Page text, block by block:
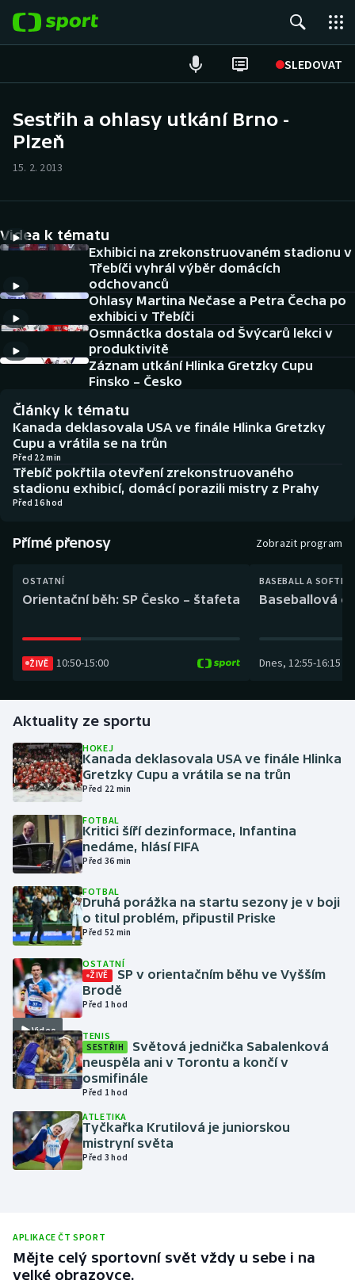
SLEDOVAT
Hokej
Cyklistika
DALŠÍ SPORTY
Americký fotbal
Baseball a softbal
Basketbal
Biatlon
Boby a skeleton
Dostihy
Futsal
Gymnastika
Házená
Jezdectví
Judo
Krasobruslení
Lezení
Lyže a snowboard
Moderní pětiboj
Motorsport
Olympijské hry
Parasport
Plavání
Ragby
Rychlobruslení
NEPŘEHLÉDNĚTE
Soutěže
Historické návraty
Aplikace ČT sport
AZ kvíz
Sestřih a ohlasy utkání Brno -
Plzeň
15. 2. 2013
Videa k tématu
Exhibici na zrekonstruovaném stadionu v
Třebíči vyhrál výběr domácích
odchovanců
Ohlasy Martina Nečase a Petra Čecha po
exhibici v Třebíči
Osmnáctka dostala od Švýcarů lekci v
produktivitě
Záznam utkání Hlinka Gretzky Cupu
Finsko – Česko
Články k tématu
Kanada deklasovala USA ve finále Hlinka Gretzky
Cupu a vrátila se na trůn
Před 22 min
Třebíč pokřtila otevření zrekonstruovaného
stadionu exhibicí, domácí porazili mistry z Prahy
Před 16 hod
Přímé přenosy Zobrazit program
OSTATNÍ
Orientační běh: SP Česko – štafeta
ŽIVĚ 10:50-15:00
BASEBALL A
Baseballová
Dnes, 12:55-16:15
Aktuality ze sportu
HOKEJ
Kanada deklasovala USA ve finále Hlinka
Gretzky Cupu a vrátila se na trůn
Před 22 min
FOTBAL
Kritici šíří dezinformace, Infantina
nedáme, hlásí FIFA
Před 36 min
FOTBAL
Druhá porážka na startu sezony je v boji
o titul problém, připustil Priske
Před 52 min
Video
OSTATNÍ
ŽIVĚ
SP v orientačním běhu ve Vyšším
Brodě
Před 1 hod
TENIS
SESTŘIH
Světová jednička Sabalenková
neuspěla ani v Torontu a končí v
osmifinále
Před 1 hod
ATLETIKA
Tyčkařka Krutilová je juniorskou
mistryní světa
Před 3 hod
APLIKACE ČT SPORT
Mějte celý sportovní svět vždy u sebe i na
velké obrazovce.